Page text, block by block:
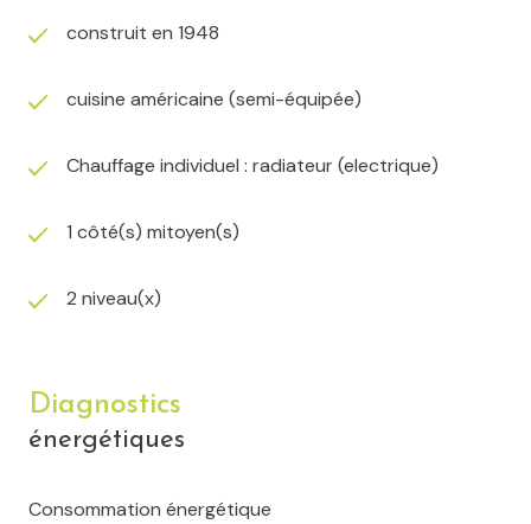
construit en 1948
cuisine américaine (semi-équipée)
Chauffage individuel : radiateur (electrique)
1 côté(s) mitoyen(s)
2 niveau(x)
Diagnostics
énergétiques
Consommation énergétique